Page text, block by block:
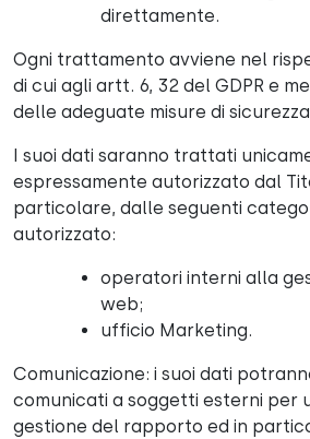
direttamente.
Ogni trattamento avviene nel
di cui agli artt. 6, 32 del GDPR e
delle adeguate misure di
I suoi dati saranno trattati
espressamente autorizzato dal
particolare, dalle seguenti
autorizzato:
operatori interni alla
web;
ufficio Marketing.
Comunicazione: i suoi dati
comunicati a soggetti esterni per
gestione del rapporto ed in